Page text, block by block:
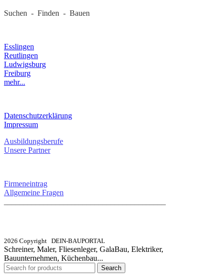
Suchen - Finden - Bauen
Esslingen
Reutlingen
Ludwigsburg
Freiburg
mehr...
Datenschutzerklärung
Impressum
Ausbildungsberufe
Unsere Partner
Firmeneintrag
Allgemeine Fragen
2026 Copyright DEIN-BAUPORTAL
Schreiner, Maler, Fliesenleger, GalaBau, Elektriker,
Bauunternehmen, Küchenbau...
Search